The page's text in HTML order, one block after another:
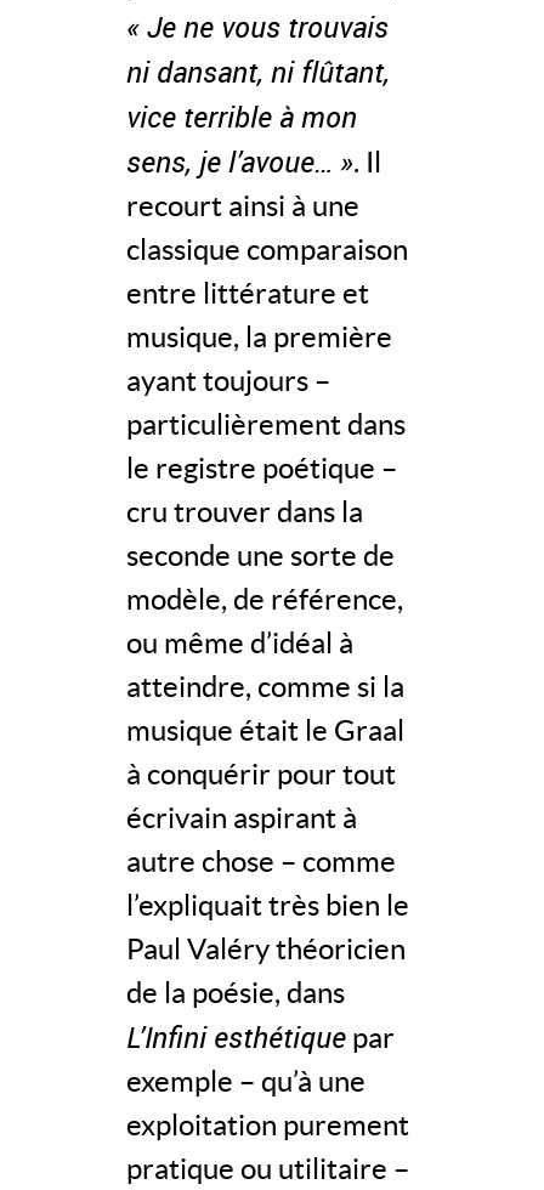
« Je ne vous trouvais
ni dansant, ni flûtant,
vice terrible à mon
sens, je l’avoue… ». Il
recourt ainsi à une
classique comparaison
entre littérature et
musique, la première
ayant toujours –
particulièrement dans
le registre poétique –
cru trouver dans la
seconde une sorte de
modèle, de référence,
ou même d’idéal à
atteindre, comme si la
musique était le Graal
à conquérir pour tout
écrivain aspirant à
autre chose – comme
l’expliquait très bien le
Paul Valéry théoricien
de la poésie, dans
L’Infini esthétique par
exemple – qu’à une
exploitation purement
pratique ou utilitaire –